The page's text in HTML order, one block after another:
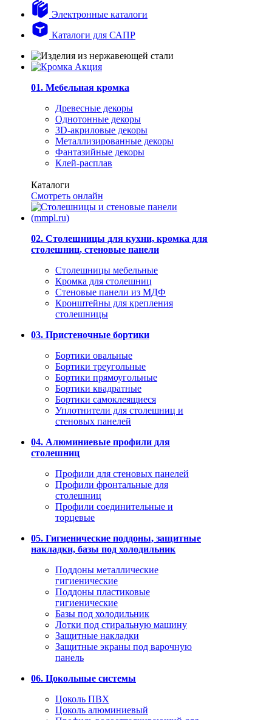
Электронные каталоги
Каталоги для САПР
01. Мебельная кромка
Древесные декоры
Однотонные декоры
3D-акриловые декоры
Металлизированные декоры
Фантазийные декоры
Клей-расплав
Каталоги
Смотреть онлайн
02. Столешницы для кухни, кромка для
столешниц, стеновые панели
Столешницы мебельные
Кромка для столешниц
Стеновые панели из МДФ
Кронштейны для крепления
столешницы
03. Пристеночные бортики
Бортики овальные
Бортики треугольные
Бортики прямоугольные
Бортики квадратные
Бортики самоклеящиеся
Уплотнители для столешниц и
стеновых панелей
04. Алюминиевые профили для
столешниц
Профили для стеновых панелей
Профили фронтальные для
столешниц
Профили соединительные и
торцевые
05. Гигиенические поддоны, защитные
накладки, базы под холодильник
Поддоны металлические
гигиенические
Поддоны пластиковые
гигиенические
Базы под холодильник
Лотки под стиральную машину
Защитные накладки
Защитные экраны под варочную
панель
06. Цокольные системы
Цоколь ПВХ
Цоколь алюминиевый